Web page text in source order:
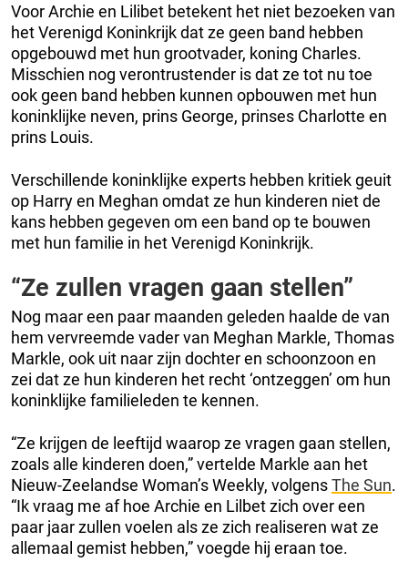
Voor Archie en Lilibet betekent het niet bezoeken van
het Verenigd Koninkrijk dat ze geen band hebben
opgebouwd met hun grootvader, koning Charles.
Misschien nog verontrustender is dat ze tot nu toe
ook geen band hebben kunnen opbouwen met hun
koninklijke neven, prins George, prinses Charlotte en
prins Louis.
Verschillende koninklijke experts hebben kritiek geuit
op Harry en Meghan omdat ze hun kinderen niet de
kans hebben gegeven om een band op te bouwen
met hun familie in het Verenigd Koninkrijk.
“Ze zullen vragen gaan stellen”
Nog maar een paar maanden geleden haalde de van
hem vervreemde vader van Meghan Markle, Thomas
Markle, ook uit naar zijn dochter en schoonzoon en
zei dat ze hun kinderen het recht ‘ontzeggen’ om hun
koninklijke familieleden te kennen.
“Ze krijgen de leeftijd waarop ze vragen gaan stellen,
zoals alle kinderen doen,” vertelde Markle aan het
Nieuw-Zeelandse Woman’s Weekly, volgensThe Sun.
“Ik vraag me af hoe Archie en Lilbet zich over een
paar jaar zullen voelen als ze zich realiseren wat ze
allemaal gemist hebben,” voegde hij eraan toe.